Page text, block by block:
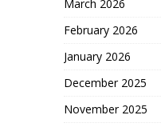
March 2026
February 2026
January 2026
December 2025
November 2025